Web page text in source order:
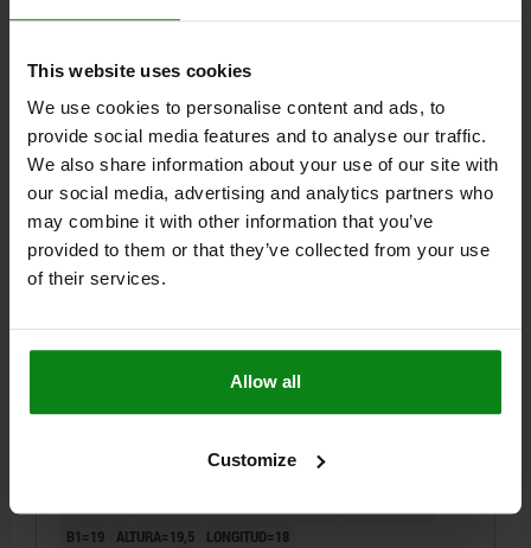
This website uses cookies
We use cookies to personalise content and ads, to
provide social media features and to analyse our traffic.
We also share information about your use of our site with
our social media, advertising and analytics partners who
may combine it with other information that you’ve
provided to them or that they’ve collected from your use
of their services.
Allow all
Customize
B1=13 ALTURA=14
$13.73
más IVA.
más gastos de envío
DETALLES
04631
PIEZA DE PRESIÓN PARA TENSOR DE FUERZA,
FORMA=B MODELO DE FORMA=ACANALADO ANCHURA=25
B1=19 ALTURA=19,5 LONGITUD=18